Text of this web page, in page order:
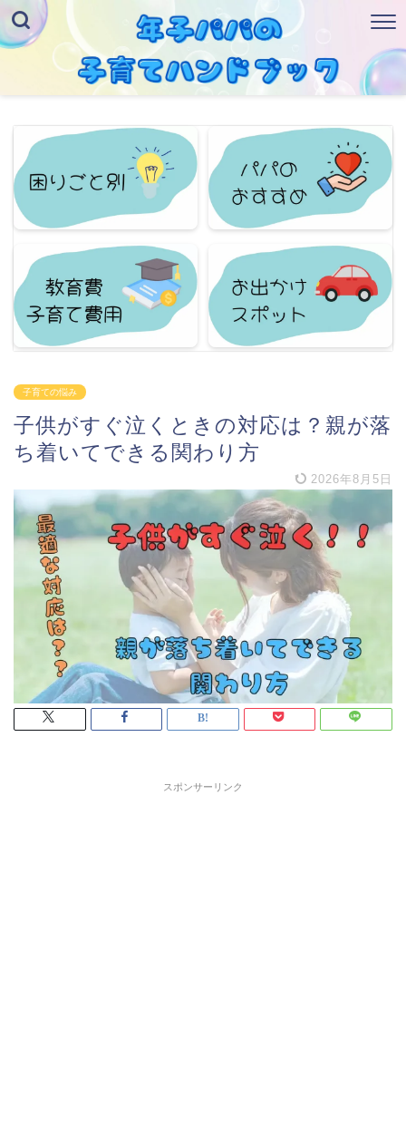
子育ての悩み
子供がすぐ泣くときの対応は？親が落
ち着いてできる関わり方
2026年8月5日
スポンサーリンク